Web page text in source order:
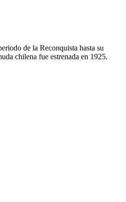
de la Reconquista hasta su
chilena fue estrenada en 1925.